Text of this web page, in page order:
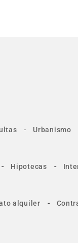
- Urbanismo
- Hipotecas -
alquiler -